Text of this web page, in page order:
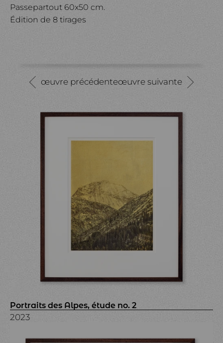
Passepartout 60x50 cm.
Édition de 8 tirages
œuvre précédenteœuvre suivante
Portraits des Alpes, étude no. 2
2023